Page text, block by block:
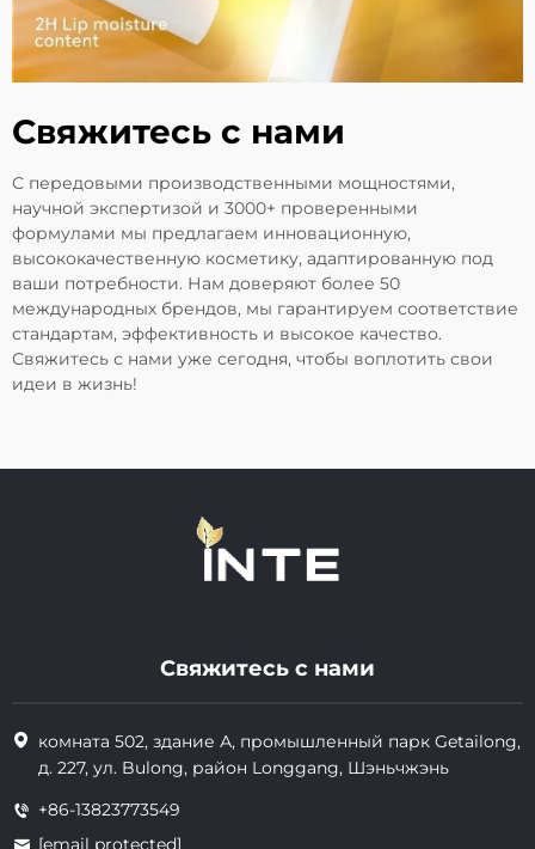
Свяжитесь с нами
С передовыми производственными мощностями,
научной экспертизой и 3000+ проверенными
формулами мы предлагаем инновационную,
высококачественную косметику, адаптированную под
ваши потребности. Нам доверяют более 50
международных брендов, мы гарантируем соответствие
стандартам, эффективность и высокое качество.
Свяжитесь с нами уже сегодня, чтобы воплотить свои
идеи в жизнь!
Свяжитесь с нами
комната 502, здание А, промышленный парк Getailong,
д. 227, ул. Bulong, район Longgang, Шэньчжэнь
+86-13823773549
[email protected]